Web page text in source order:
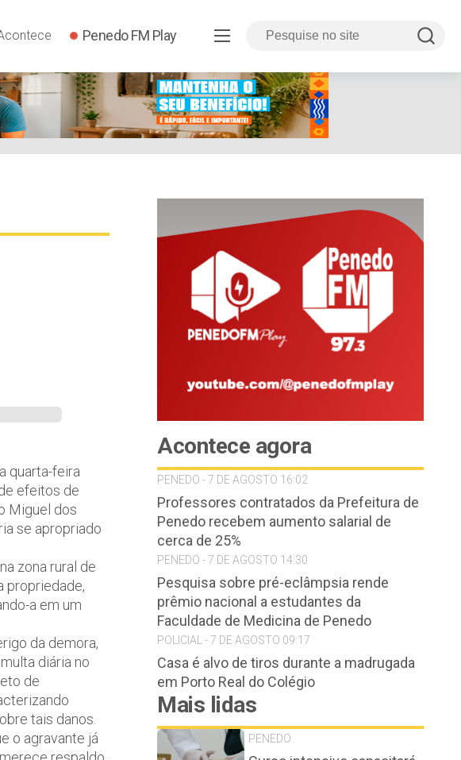
Penedo FM Play
quarta-feira
efeitos de
Miguel dos
se apropriado
zona rural de
propriedade,
a em um
da demora,
diária no
de
tais danos.
o agravante já
Acontece agora
PENEDO - 7 DE AGOSTO 16:02
Professores contratados da Prefeitura de
Penedo recebem aumento salarial de
cerca de 25%
PENEDO - 7 DE AGOSTO 14:30
Pesquisa sobre pré-eclâmpsia rende
prêmio nacional a estudantes da
Faculdade de Medicina de Penedo
POLICIAL - 7 DE AGOSTO 09:17
Casa é alvo de tiros durante a madrugada
em Porto Real do Colégio
Mais lidas
PENEDO